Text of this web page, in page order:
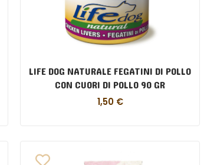
LIFE DOG NATURALE FEGATINI DI POLLO
CON CUORI DI POLLO 90 GR
1,50 €